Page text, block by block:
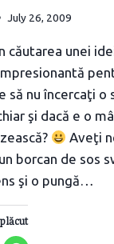
July 26, 2009
căutarea unei
să nu încercaţi o
şi dacă e o
Aveţi
borcan de sos
şi o pungă…